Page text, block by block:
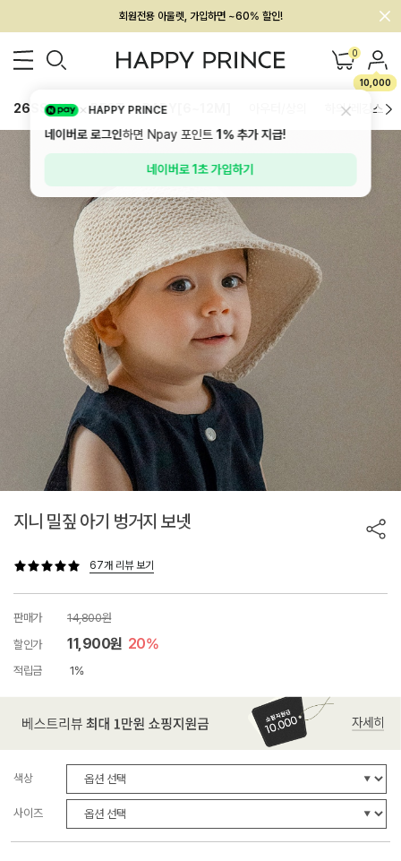
회원전용 아울렛, 가입하면 ~60% 할인!
멤버십 최대 28,000원 혜택 0
10,000
26SS 신상 BEST BABY[6~12M] 하의/레깅스
지니 밀짚 아기 벙거지 보넷
67개 리뷰 보기
판매가
14,800원
할인가
11,900원 20%
적립금 1%
색상
사이즈
HAPPY PRINCE
네이버로 로그인하면 Npay 포인트1%추가 지급!
네이버로 1초 가입하기